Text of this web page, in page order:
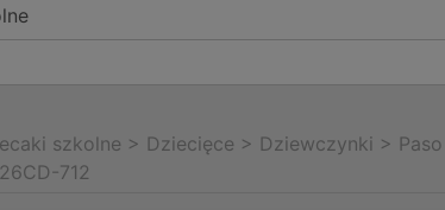
szkolne > Dziecięce > Dziewczynki >
712